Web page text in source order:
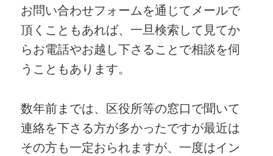
お問い合わせフォームを通じてメールで
頂くこともあれば、一旦検索して見てか
らお電話やお越し下さることで相談を伺
うこともあります。
数年前までは、区役所等の窓口で聞いて
連絡を下さる方が多かったですが最近は
その方も一定おられますが、一度はイン